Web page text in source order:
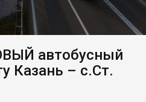
автобусный
Казань – с.Ст.